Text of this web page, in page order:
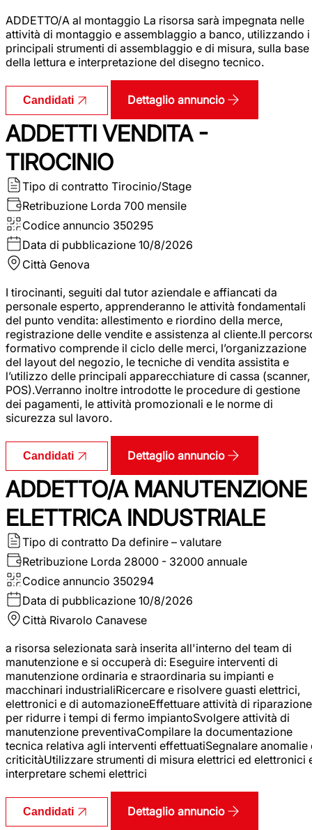
ADDETTO/A al montaggio La risorsa sarà impegnata nelle
attività di montaggio e assemblaggio a banco, utilizzando i
principali strumenti di assemblaggio e di misura, sulla base
della lettura e interpretazione del disegno tecnico.
Candidati Dettaglio annuncio
ADDETTI VENDITA -
TIROCINIO
Tipo di contratto Tirocinio/Stage
Retribuzione Lorda 700 mensile
Codice annuncio 350295
Data di pubblicazione 10/8/2026
Città Genova
I tirocinanti, seguiti dal tutor aziendale e affiancati da
personale esperto, apprenderanno le attività fondamentali
del punto vendita: allestimento e riordino della merce,
registrazione delle vendite e assistenza al cliente.Il
formativo comprende il ciclo delle merci, l’organizzazione
del layout del negozio, le tecniche di vendita assistita e
l’utilizzo delle principali apparecchiature di cassa (scanner,
POS).Verranno inoltre introdotte le procedure di gestione
dei pagamenti, le attività promozionali e le norme di
sicurezza sul lavoro.
Candidati Dettaglio annuncio
ADDETTO/A MANUTENZIONE
ELETTRICA INDUSTRIALE
Tipo di contratto Da definire – valutare
Retribuzione Lorda 28000 - 32000 annuale
Codice annuncio 350294
Data di pubblicazione 10/8/2026
Città Rivarolo Canavese
a risorsa selezionata sarà inserita all'interno del team di
manutenzione e si occuperà di: Eseguire interventi di
manutenzione ordinaria e straordinaria su impianti e
macchinari industrialiRicercare e risolvere guasti elettrici,
elettronici e di automazioneEffettuare attività di riparazione
per ridurre i tempi di fermo impiantoSvolgere attività di
manutenzione preventivaCompilare la documentazione
tecnica relativa agli interventi effettuatiSegnalare anomalie
criticitàUtilizzare strumenti di misura elettrici ed elettronici
interpretare schemi elettrici
Candidati Dettaglio annuncio